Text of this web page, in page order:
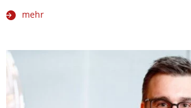
mehr